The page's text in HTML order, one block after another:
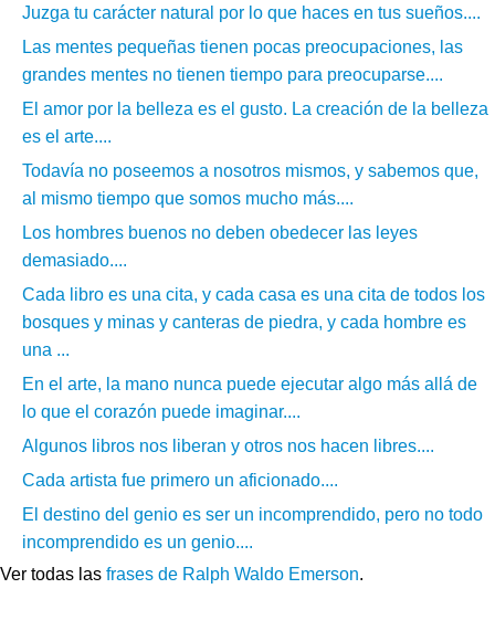
Juzga tu carácter natural por lo que haces en tus sueños....
Las mentes pequeñas tienen pocas preocupaciones, las
grandes mentes no tienen tiempo para preocuparse....
El amor por la belleza es el gusto. La creación de la belleza
es el arte....
Todavía no poseemos a nosotros mismos, y sabemos que,
al mismo tiempo que somos mucho más....
Los hombres buenos no deben obedecer las leyes
demasiado....
Cada libro es una cita, y cada casa es una cita de todos los
bosques y minas y canteras de piedra, y cada hombre es
una ...
En el arte, la mano nunca puede ejecutar algo más allá de
lo que el corazón puede imaginar....
Algunos libros nos liberan y otros nos hacen libres....
Cada artista fue primero un aficionado....
El destino del genio es ser un incomprendido, pero no todo
incomprendido es un genio....
Ver todas las frases de Ralph Waldo Emerson.